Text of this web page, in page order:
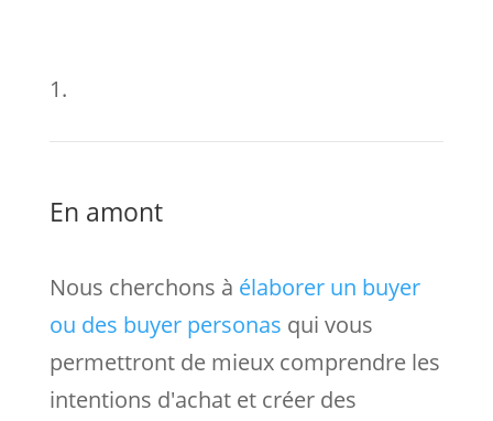
1.
En amont
Nous cherchons à élaborer un buyer
ou des buyer personas qui vous
permettront de mieux comprendre les
intentions d'achat et créer des